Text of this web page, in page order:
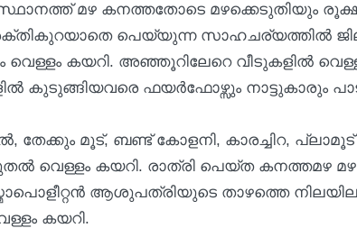
മഴ കനത്തതോടെ മഴക്കെടുതിയും
പെയ്യുന്ന സാഹചര്യത്തിൽ
വെള്ളം കയറി. അഞ്ഞൂറിലേറെ വീടുകളിൽ
കുടുങ്ങിയവരെ ഫയർഫോഴ്സും നാട്ടുകാരും
തേക്കും മൂട്, ബണ്ട് കോളനി, കാരച്ചിറ,
വെള്ളം കയറി. രാത്രി പെയ്ത കനത്തമഴ മഴ
ആശുപത്രിയുടെ താഴത്തെ
കയറി.